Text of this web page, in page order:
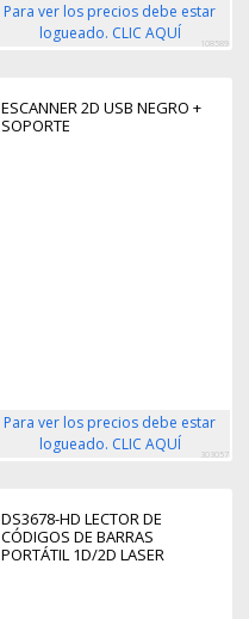
Para ver los precios debe estar
logueado. CLIC AQUÍ
108589
ESCANNER 2D USB NEGRO +
SOPORTE
Para ver los precios debe estar
logueado. CLIC AQUÍ
303057
DS3678-HD LECTOR DE
CÓDIGOS DE BARRAS
PORTÁTIL 1D/2D LASER